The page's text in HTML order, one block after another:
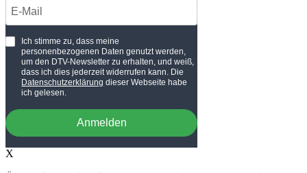
Ich stimme zu, dass meine
personenbezogenen Daten genutzt werden,
um den DTV-Newsletter zu erhalten, und weiß,
dass ich dies jederzeit widerrufen kann. Die
Datenschutzerklärung dieser Webseite habe
ich gelesen.
Anmelden
X